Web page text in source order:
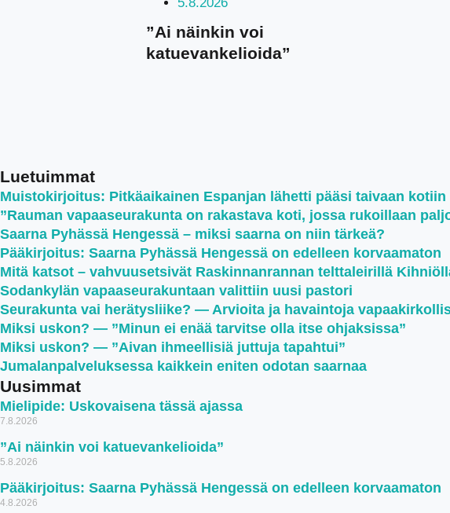
5.8.2026
”Ai näinkin voi
katuevankelioida”
Luetuimmat
Muistokirjoitus: Pitkäaikainen Espanjan lähetti pääsi taivaan kotiin
”Rauman vapaaseurakunta on rakastava koti, jossa rukoillaan
Saarna Pyhässä Hengessä – miksi saarna on niin tärkeä?
Pääkirjoitus: Saarna Pyhässä Hengessä on edelleen korvaamaton
Mitä katsot – vahvuusetsivät Raskinnanrannan telttaleirillä
Sodankylän vapaaseurakuntaan valittiin uusi pastori
Seurakunta vai herätysliike? — Arvioita ja havaintoja
Miksi uskon? — ”Minun ei enää tarvitse olla itse ohjaksissa”
Miksi uskon? — ”Aivan ihmeellisiä juttuja tapahtui”
Jumalanpalveluksessa kaikkein eniten odotan saarnaa
Uusimmat
Mielipide: Uskovaisena tässä ajassa
7.8.2026
”Ai näinkin voi katuevankelioida”
5.8.2026
Pääkirjoitus: Saarna Pyhässä Hengessä on edelleen korvaamaton
4.8.2026